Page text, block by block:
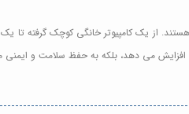
از یک کامپیوتر خانگی کوچک گرفته
افزایش می دهد، بلکه به حفظ سلامت و